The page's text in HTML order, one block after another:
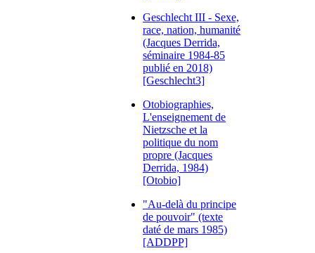
Geschlecht III - Sexe,
race, nation, humanité
(Jacques Derrida,
séminaire 1984-85
publié en 2018)
[Geschlecht3]
Otobiographies,
L'enseignement de
Nietzsche et la
politique du nom
propre (Jacques
Derrida, 1984)
[Otobio]
"Au-delà du principe
de pouvoir" (texte
daté de mars 1985)
[ADDPP]